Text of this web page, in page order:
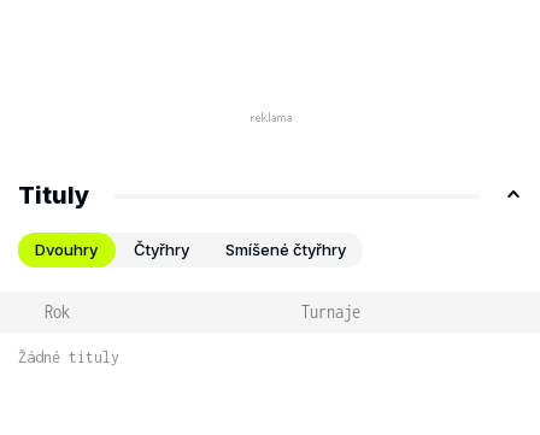
Tituly
Dvouhry Čtyřhry Smíšené čtyřhry
Rok Turnaje
Žádné tituly